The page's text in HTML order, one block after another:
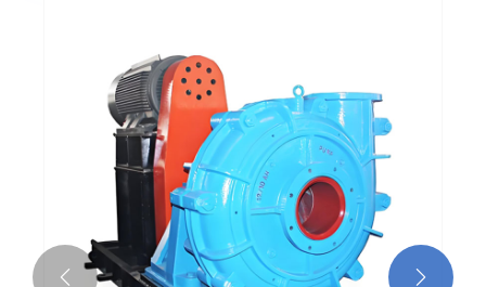
AHP AHPP क्षैतिज स्लरी पंप
अधिक प i हा >>
 